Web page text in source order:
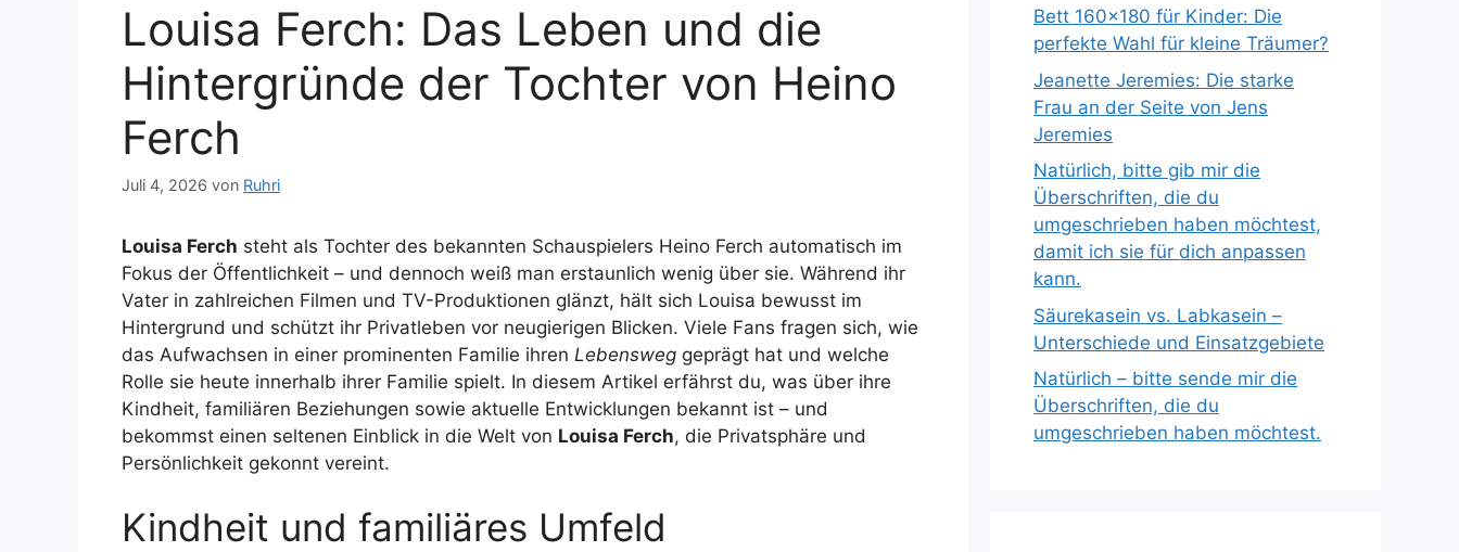
Louisa Ferch: Das Leben und die
Hintergründe der Tochter von Heino
Ferch
Juli 4, 2026 von Ruhri
Louisa Ferch steht als Tochter des bekannten Schauspielers Heino Ferch automatisch im
Fokus der Öffentlichkeit – und dennoch weiß man erstaunlich wenig über sie. Während ihr
Vater in zahlreichen Filmen und TV-Produktionen glänzt, hält sich Louisa bewusst im
Hintergrund und schützt ihr Privatleben vor neugierigen Blicken. Viele Fans fragen sich, wie
das Aufwachsen in einer prominenten Familie ihren Lebensweg geprägt hat und welche
Rolle sie heute innerhalb ihrer Familie spielt. In diesem Artikel erfährst du, was über ihre
Kindheit, familiären Beziehungen sowie aktuelle Entwicklungen bekannt ist – und
bekommst einen seltenen Einblick in die Welt von Louisa Ferch, die Privatsphäre und
Persönlichkeit gekonnt vereint.
Kindheit und familiäres Umfeld
Bett 160×180 für Kinder: Die
perfekte Wahl für kleine Träumer?
Jeanette Jeremies: Die starke
Frau an der Seite von Jens
Jeremies
Natürlich, bitte gib mir die
Überschriften, die du
umgeschrieben haben möchtest,
damit ich sie für dich anpassen
kann.
Säurekasein vs. Labkasein –
Unterschiede und Einsatzgebiete
Natürlich – bitte sende mir die
Überschriften, die du
umgeschrieben haben möchtest.